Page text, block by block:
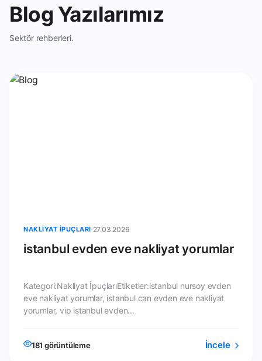
Blog Yazılarımız
Sektör rehberleri.
NAKLIYAT İPUÇLARI 27.03.2026
istanbul evden eve nakliyat yorumlar
Kategori:Nakliyat İpuçlarıEtiketler:istanbul nursoy evden
eve nakliyat yorumlar, istanbul can evden eve nakliyat
yorumlar, vip istanbul evden...
181 görüntüleme İncele